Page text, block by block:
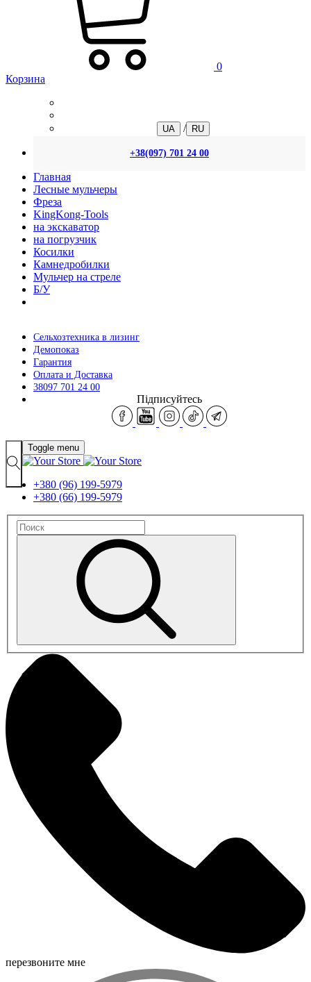
0
Корзина
UA / RU
+38(097) 701 24 00
Главная
Лесные мульчеры
Фреза
KingKong-Tools
на экскаватор
на погрузчик
Косилки
Камнедробилки
Мульчер на стреле
Б/У
Сельхозтехника в лизинг
Демопоказ
Гарантия
Оплата и Доставка
38097 701 24 00
Підписуйтесь
Toggle menu
+380 (96) 199-5979
+380 (66) 199-5979
перезвоните мне